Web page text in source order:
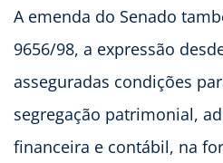
A emenda do Senado
9656/98, a expressão
asseguradas condições
segregação patrimonial,
financeira e contábil, na